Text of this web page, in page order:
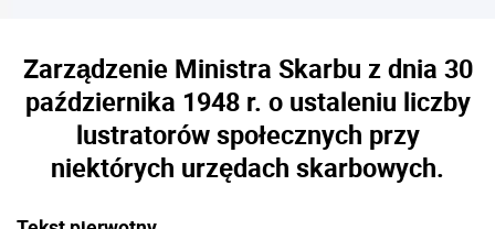
Zarządzenie Ministra Skarbu z dnia 30
października 1948 r. o ustaleniu liczby
lustratorów społecznych przy
niektórych urzędach skarbowych.